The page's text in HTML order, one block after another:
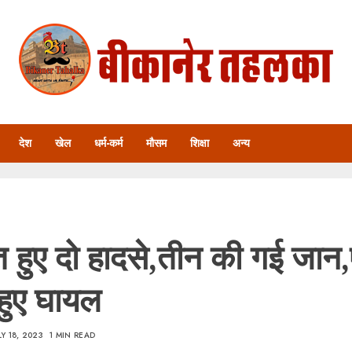
देश खेल धर्म-कर्म मौसम शिक्षा अन्य
हुए दो हादसे,तीन की गई
घायल
18, 2023 1 MIN READ